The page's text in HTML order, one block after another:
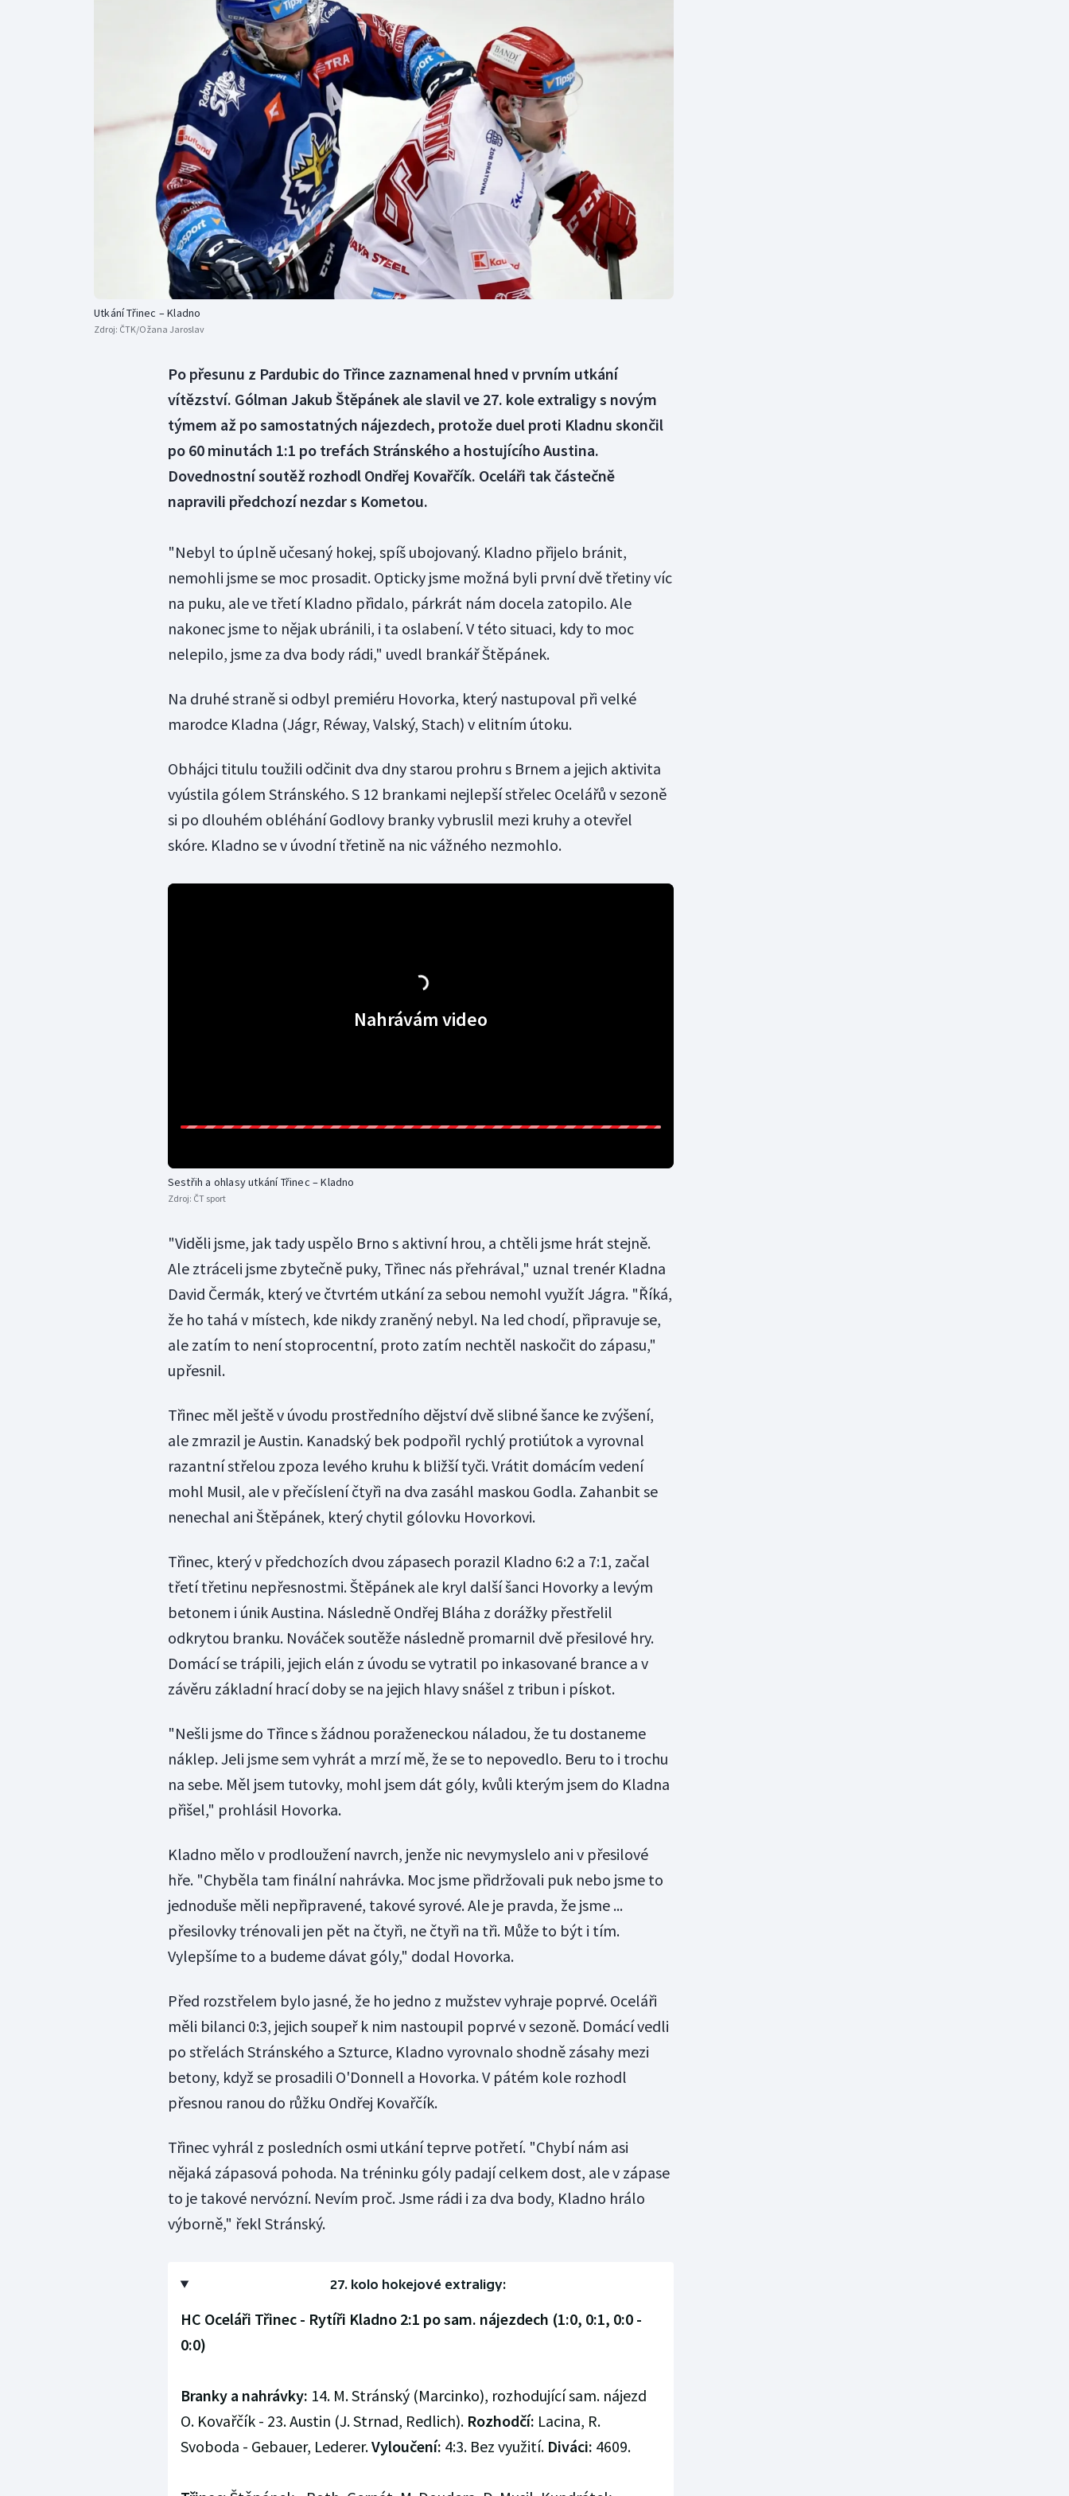
Curling
Dostihy
Florbal
Futsal
Golf
Gymnastika
Motorsport
Olympijské hry
Parasport
Plavání
Plážový volejbal
Utkání Třinec – Kladno
Zdroj: ČTK/Ožana Jaroslav
Po přesunu z Pardubic do Třince zaznamenal hned v prvním utkání
vítězství. Gólman Jakub Štěpánek ale slavil ve 27. kole extraligy s novým
týmem až po samostatných nájezdech, protože duel proti Kladnu skončil
po 60 minutách 1:1 po trefách Stránského a hostujícího Austina.
Dovednostní soutěž rozhodl Ondřej Kovařčík. Oceláři tak částečně
napravili předchozí nezdar s Kometou.
"Nebyl to úplně učesaný hokej, spíš ubojovaný. Kladno přijelo bránit,
nemohli jsme se moc prosadit. Opticky jsme možná byli první dvě třetiny víc
na puku, ale ve třetí Kladno přidalo, párkrát nám docela zatopilo. Ale
nakonec jsme to nějak ubránili, i ta oslabení. V této situaci, kdy to moc
nelepilo, jsme za dva body rádi," uvedl brankář Štěpánek.
Na druhé straně si odbyl premiéru Hovorka, který nastupoval při velké
marodce Kladna (Jágr, Réway, Valský, Stach) v elitním útoku.
Obhájci titulu toužili odčinit dva dny starou prohru s Brnem a jejich aktivita
vyústila gólem Stránského. S 12 brankami nejlepší střelec Ocelářů v sezoně
si po dlouhém obléhání Godlovy branky vybruslil mezi kruhy a otevřel
skóre. Kladno se v úvodní třetině na nic vážného nezmohlo.
Nahrávám video
Sestřih a ohlasy utkání Třinec – Kladno
Zdroj: ČT sport
"Viděli jsme, jak tady uspělo Brno s aktivní hrou, a chtěli jsme hrát stejně.
Ale ztráceli jsme zbytečně puky, Třinec nás přehrával," uznal trenér Kladna
David Čermák, který ve čtvrtém utkání za sebou nemohl využít Jágra. "Říká,
že ho tahá v místech, kde nikdy zraněný nebyl. Na led chodí, připravuje se,
ale zatím to není stoprocentní, proto zatím nechtěl naskočit do zápasu,"
upřesnil.
Třinec měl ještě v úvodu prostředního dějství dvě slibné šance ke zvýšení,
ale zmrazil je Austin. Kanadský bek podpořil rychlý protiútok a vyrovnal
razantní střelou zpoza levého kruhu k bližší tyči. Vrátit domácím vedení
mohl Musil, ale v přečíslení čtyři na dva zasáhl maskou Godla. Zahanbit se
nenechal ani Štěpánek, který chytil gólovku Hovorkovi.
Třinec, který v předchozích dvou zápasech porazil Kladno 6:2 a 7:1, začal
třetí třetinu nepřesnostmi. Štěpánek ale kryl další šanci Hovorky a levým
betonem i únik Austina. Následně Ondřej Bláha z dorážky přestřelil
odkrytou branku. Nováček soutěže následně promarnil dvě přesilové hry.
Domácí se trápili, jejich elán z úvodu se vytratil po inkasované brance a v
závěru základní hrací doby se na jejich hlavy snášel z tribun i pískot.
"Nešli jsme do Třince s žádnou poraženeckou náladou, že tu dostaneme
náklep. Jeli jsme sem vyhrát a mrzí mě, že se to nepovedlo. Beru to i trochu
na sebe. Měl jsem tutovky, mohl jsem dát góly, kvůli kterým jsem do Kladna
přišel," prohlásil Hovorka.
Kladno mělo v prodloužení navrch, jenže nic nevymyslelo ani v přesilové
hře. "Chyběla tam finální nahrávka. Moc jsme přidržovali puk nebo jsme to
jednoduše měli nepřipravené, takové syrové. Ale je pravda, že jsme ...
přesilovky trénovali jen pět na čtyři, ne čtyři na tři. Může to být i tím.
Vylepšíme to a budeme dávat góly," dodal Hovorka.
Před rozstřelem bylo jasné, že ho jedno z mužstev vyhraje poprvé. Oceláři
měli bilanci 0:3, jejich soupeř k nim nastoupil poprvé v sezoně. Domácí vedli
po střelách Stránského a Szturce, Kladno vyrovnalo shodně zásahy mezi
betony, když se prosadili O'Donnell a Hovorka. V pátém kole rozhodl
přesnou ranou do růžku Ondřej Kovařčík.
Třinec vyhrál z posledních osmi utkání teprve potřetí. "Chybí nám asi
nějaká zápasová pohoda. Na tréninku góly padají celkem dost, ale v zápase
to je takové nervózní. Nevím proč. Jsme rádi i za dva body, Kladno hrálo
výborně," řekl Stránský.
27. kolo hokejové extraligy:
HC Oceláři Třinec - Rytíři Kladno 2:1 po sam. nájezdech (1:0, 0:1, 0:0 -
0:0)
Branky a nahrávky: 14. M. Stránský (Marcinko), rozhodující sam. nájezd
O. Kovařčík - 23. Austin (J. Strnad, Redlich). Rozhodčí: Lacina, R.
Svoboda - Gebauer, Lederer.Vyloučení: 4:3. Bez využití.Diváci: 4609.